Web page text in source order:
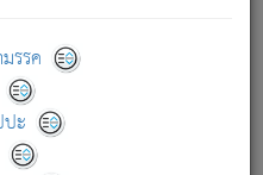
รรค
ะ
ปรับปรุงข้อมูลให้ถูกต้องมากที่สุด
นฉบับ ที่มีการพิมพ์ครั้งล่าสุด